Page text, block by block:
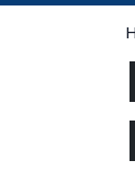
Bilim
Tüm
Son